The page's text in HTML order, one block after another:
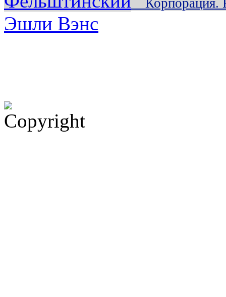
Корпорация.
Эшли Вэнс